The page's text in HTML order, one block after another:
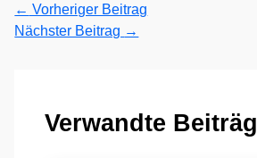
← Vorheriger Beitrag
Nächster Beitrag →
Verwandte